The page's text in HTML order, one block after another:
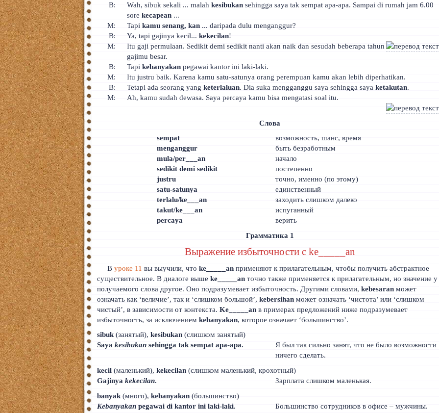
B:
Wah, sibuk sekali ... malah kesibukansehingga saya tak sempat apa-apa. Sampai di rumah jam 6.00
sore kecapean...
M:
Tapi kamu senang, kan... daripada dulu menganggur?
B:
Ya, tapi gajinya kecil... kekecilan!
M:
Itu gaji permulaan. Sedikit demi sedikit nanti akan naik dan sesudah beberapa tahun
gajimu besar.
B:
Tapi kebanyakanpegawai kantor ini laki-laki.
M:
Itu justru baik. Karena kamu satu-satunya orang perempuan kamu akan lebih diperhatikan.
B:
Tetapi ada seorang yang keterlaluan. Dia suka mengganggu saya sehingga saya ketakutan.
M:
Ah, kamu sudah dewasa. Saya percaya kamu bisa mengatasi soal itu.
Слова
sempat
возможность, шанс, время
menganggur
быть безработным
mula/per___an
начало
sedikit demi sedikit
постепенно
justru
точно, именно (по этому)
satu-satunya
единственный
terlalu/ke___an
заходить слишком далеко
takut/ke___an
испуганный
percaya
верить
Грамматика 1
Выражение избыточности с ke_____an
Вуроке 11 вы выучили, чтоke_____an применяют к прилагательным, чтобы получить абстрактное
существительное. В диалоге вышеke_____an точно также применяется к прилагательным, но значение у
получаемого слова другое. Оно подразумевает избыточность. Другими словами,kebesaran может
означать как ‘величие’, так и ‘слишком большой’,kebersihan может означать ‘чистота’ или ‘слишком
чистый’, в зависимости от контекста.Ke_____an в примерах предложений ниже подразумевает
избыточность, за исключениемkebanyakan, которое означает ‘большинство’.
sibuk (занятый),kesibukan (слишком занятый)
Sayakesibukan sehingga tak sempat apa-apa.
Я был так сильно занят, что не было возможности
ничего сделать.
kecil (маленький),kekecilan (слишком маленький, крохотный)
Gajinyakekecilan.
Зарплата слишком маленькая.
banyak (много),kebanyakan (большинство)
Kebanyakan pegawai di kantor ini laki-laki.
Большинство сотрудников в офисе – мужчины.
О сайте
Донат
Платное